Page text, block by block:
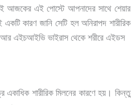
আজকের এই পোস্টে আপনাদের সাথে শেয়ার
কারণ জানি সেটি হল অনিরাপদ শারীরিক
এইচআইভি ভাইরাস থেকে শরীরে এইডস
একাধিক শারীরিক মিলনের কারণে হয়। কিন্তু